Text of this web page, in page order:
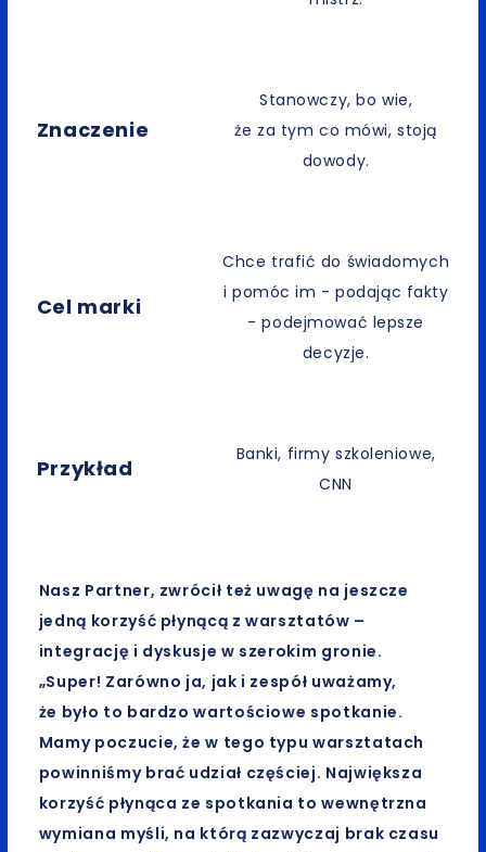
Znaczenie
Stanowczy, bo wie,
że za tym co mówi, stoją
dowody.
Cel marki
Chce trafić do świadomych
i pomóc im - podając fakty
- podejmować lepsze
decyzje.
Przykład
Banki, firmy szkoleniowe,
CNN
Nasz Partner, zwrócił też uwagę na jeszcze
jedną korzyść płynącą z warsztatów –
integrację i dyskusje w szerokim gronie.
„Super! Zarówno ja, jak i zespół uważamy,
że było to bardzo wartościowe spotkanie.
Mamy poczucie, że w tego typu warsztatach
powinniśmy brać udział częściej. Największa
korzyść płynąca ze spotkania to wewnętrzna
wymiana myśli, na którą zazwyczaj brak czasu